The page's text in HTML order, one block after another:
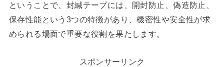
ということで、封緘テープには、開封防止、偽造防止、
保存性能という3つの特徴があり、機密性や安全性が求
められる場面で重要な役割を果たします。
スポンサーリンク